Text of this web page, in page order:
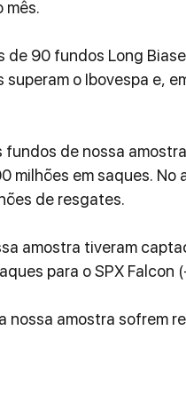
mês.
de 90 fundos Long
superam o Ibovespa e,
fundos de nossa
milhões em saques.
de resgates.
amostra tiveram
para o SPX Falcon
nossa amostra sofrem